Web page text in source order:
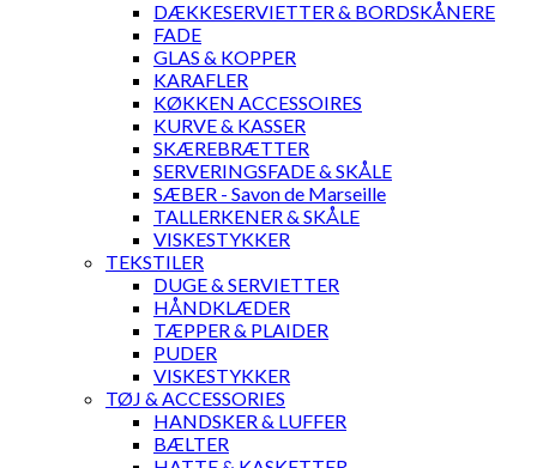
DÆKKESERVIETTER & BORDSKÅNERE
FADE
GLAS & KOPPER
KARAFLER
KØKKEN ACCESSOIRES
KURVE & KASSER
SKÆREBRÆTTER
SERVERINGSFADE & SKÅLE
SÆBER - Savon de Marseille
TALLERKENER & SKÅLE
VISKESTYKKER
TEKSTILER
DUGE & SERVIETTER
HÅNDKLÆDER
TÆPPER & PLAIDER
PUDER
VISKESTYKKER
TØJ & ACCESSORIES
HANDSKER & LUFFER
BÆLTER